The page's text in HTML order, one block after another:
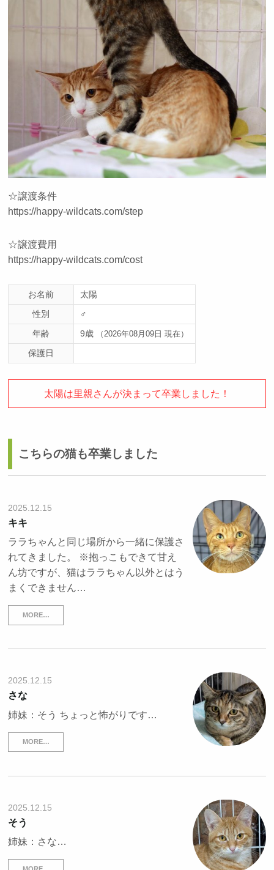
☆譲渡条件
https://happy-wildcats.com/step
☆譲渡費用
https://happy-wildcats.com/cost
お名前
太陽
性別
♂
年齢
9歳 （2026年08月09日 現在）
保護日
太陽は里親さんが決まって卒業しました！
こちらの猫も卒業しました
2025.12.15
キキ
ララちゃんと同じ場所から一緒に保護さ
れてきました。 ※抱っこもできて甘え
ん坊ですが、猫はララちゃん以外とはう
まくできません…
MORE…
2025.12.15
さな
姉妹：そう ちょっと怖がりです…
MORE…
2025.12.15
そう
姉妹：さな…